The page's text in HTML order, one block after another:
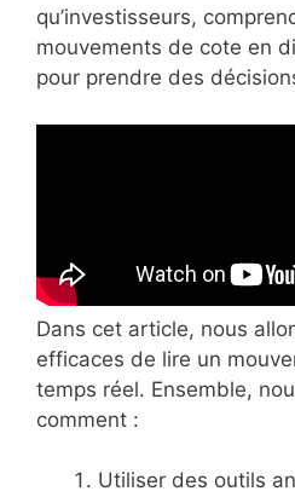
qu’investisseurs,
mouvements de cote en
pour prendre des
Dans cet article, nous
efficaces de lire un
temps réel. Ensemble,
comment :
Utiliser des outils